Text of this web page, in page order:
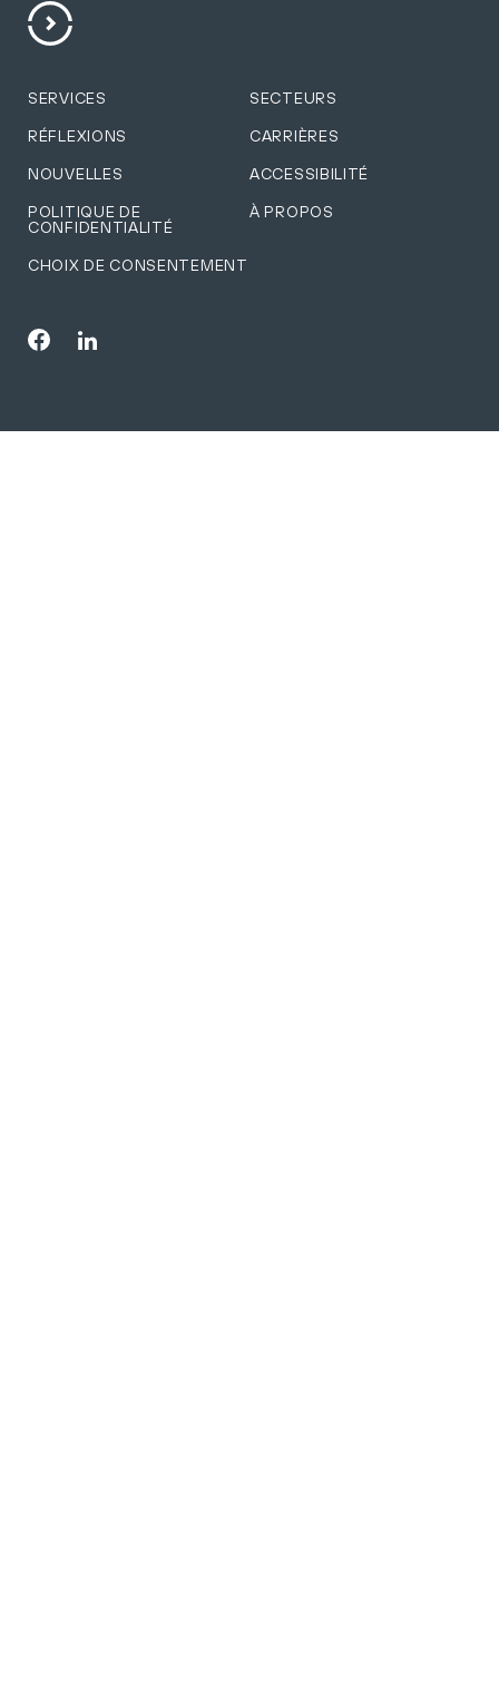
SERVICES SECTEURS
RÉFLEXIONS CARRIÈRES
NOUVELLES ACCESSIBILITÉ
POLITIQUE DE
CONFIDENTIALITÉ
À PROPOS
CHOIX DE CONSENTEMENT